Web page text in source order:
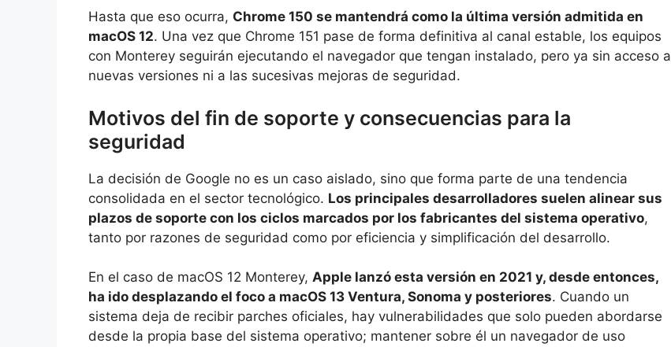
Hasta que eso ocurra, Chrome 150 se mantendrá como la última versión admitida en
macOS 12. Una vez que Chrome 151 pase de forma definitiva al canal estable, los equipos
con Monterey seguirán ejecutando el navegador que tengan instalado, pero ya sin acceso a
nuevas versiones ni a las sucesivas mejoras de seguridad.
Motivos del fin de soporte y consecuencias para la
seguridad
La decisión de Google no es un caso aislado, sino que forma parte de una tendencia
consolidada en el sector tecnológico. Los principales desarrolladores suelen alinear sus
plazos de soporte con los ciclos marcados por los fabricantes del sistema operativo,
tanto por razones de seguridad como por eficiencia y simplificación del desarrollo.
En el caso de macOS 12 Monterey, Apple lanzó esta versión en 2021 y, desde entonces,
ha ido desplazando el foco a macOS 13 Ventura, Sonoma y posteriores. Cuando un
sistema deja de recibir parches oficiales, hay vulnerabilidades que solo pueden abordarse
desde la propia base del sistema operativo; mantener sobre él un navegador de uso